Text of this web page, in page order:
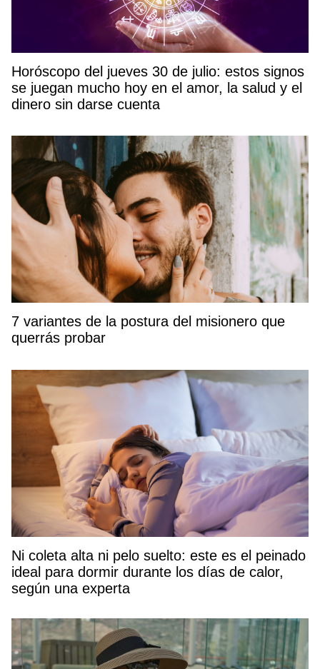
Horóscopo del jueves 30 de julio: estos signos
se juegan mucho hoy en el amor, la salud y el
dinero sin darse cuenta
7 variantes de la postura del misionero que
querrás probar
Ni coleta alta ni pelo suelto: este es el peinado
ideal para dormir durante los días de calor,
según una experta